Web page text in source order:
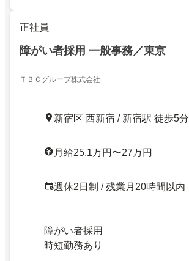
正社員
障がい者採用 一般事務／東京
ＴＢＣグループ株式会社
新宿区 西新宿 / 新宿駅 徒歩5分
月給25.1万円〜27万円
週休2日制 / 残業月20時間以内
障がい者採用
時短勤務あり